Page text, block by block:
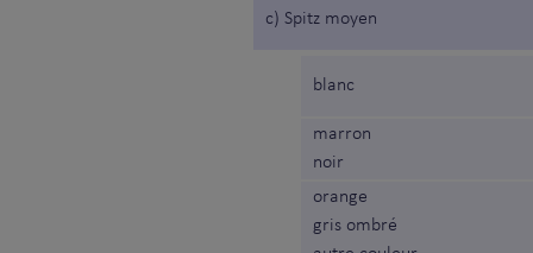
c) Spitz moyen
blanc
marron
noir
orange
gris ombré